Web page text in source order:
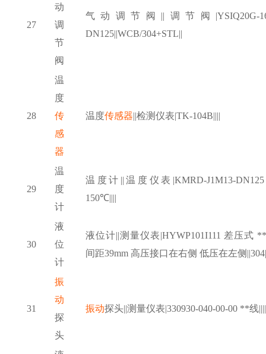
27
动
调
节
阀
气动调节阀 ||调节阀|YSIQ20G-
DN125||WCB/304+STL||
28
温
度
传
感
器
温度传感器||检测仪表|TK-104B||||
29
温
度
计
温度计 ||温度仪表|KMRD-J1M13-
150℃||||
30
液
位
计
液位计||测量仪表|HYWP101I111 差压式
间距39mm 高压接口在右侧 低压在左侧
31
振
动
探
头
振动探头||测量仪表|330930-040-00-00 **线||||